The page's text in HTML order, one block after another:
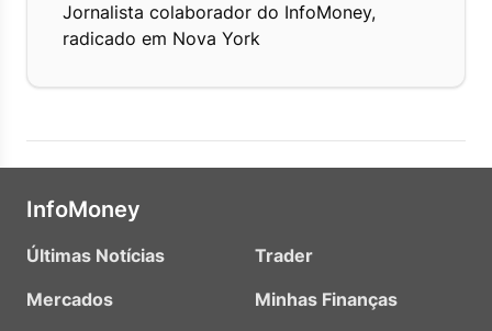
Jornalista colaborador do InfoMoney,
radicado em Nova York
InfoMoney
Últimas Notícias
Mercados
Trader
Minhas Finanças